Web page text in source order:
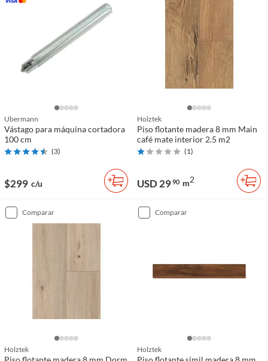
Ubermann
Vástago para máquina cortadora
100 cm
(3)
$299 c/u
Holztek
Piso flotante madera 8 mm Main
café mate interior 2.5 m2
(1)
USD 2990 m2
comparar
Holztek
comparar
Holztek